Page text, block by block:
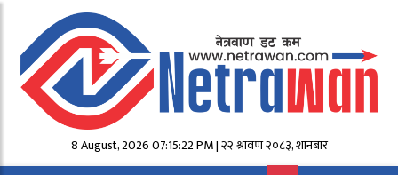
8 August, 2026 07:15:22 PM | २२ श्रावण २०८३, शनिबार